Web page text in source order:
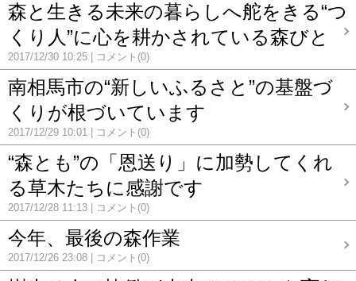
森と生きる未来の暮らしへ舵をきる“つ
くり人”に心を耕かされている森びと
2017/12/30 10:25 コメント(0)
南相馬市の“新しいふるさと”の基盤づ
くりが根づいています
2017/12/29 10:01 コメント(0)
“森とも”の「恩送り」に加勢してくれ
る草木たちに感謝です
2017/12/28 11:13 コメント(0)
今年、最後の森作業
2017/12/26 23:08 コメント(0)